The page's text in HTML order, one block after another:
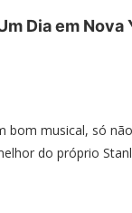
Dia em Nova
bom musical, só
do próprio